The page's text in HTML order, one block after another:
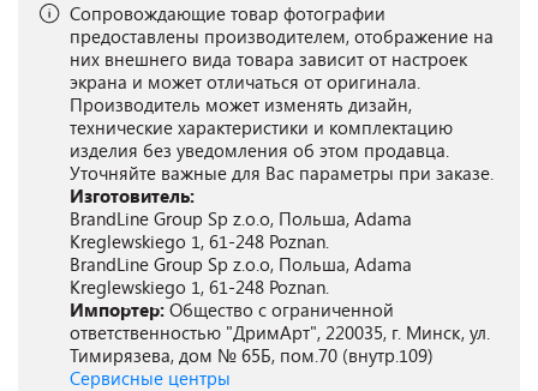
Сопровождающие товар фотографии
предоставлены производителем, отображение на
них внешнего вида товара зависит от настроек
экрана и может отличаться от оригинала.
Производитель может изменять дизайн,
технические характеристики и комплектацию
изделия без уведомления об этом продавца.
Уточняйте важные для Вас параметры при заказе.
Изготовитель:
BrandLine Group Sp z.o.o, Польша, Adama
Kreglewskiego 1, 61-248 Poznan.
BrandLine Group Sp z.o.o, Польша, Adama
Kreglewskiego 1, 61-248 Poznan.
Импортер: Общество с ограниченной
ответственностью "ДримАрт", 220035, г. Минск, ул.
Тимирязева, дом № 65Б, пом.70 (внутр.109)
Сервисные центры